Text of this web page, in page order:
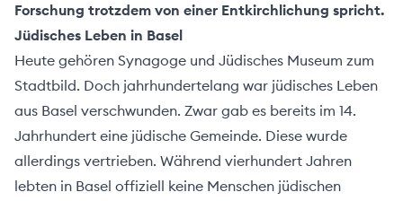
Forschung trotzdem von einer Entkirchlichung spricht.
Jüdisches Leben in Basel
Heute gehören Synagoge und Jüdisches Museum zum
Stadtbild. Doch jahrhundertelang war jüdisches Leben
aus Basel verschwunden. Zwar gab es bereits im 14.
Jahrhundert eine jüdische Gemeinde. Diese wurde
allerdings vertrieben. Während vierhundert Jahren
lebten in Basel offiziell keine Menschen jüdischen